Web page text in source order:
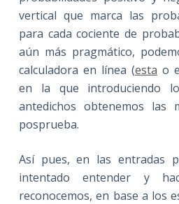
vertical que marca las
para cada cociente de
aún más pragmático,
calculadora en línea (esta o
en la que introduciendo
antedichos obtenemos las
posprueba.
Así pues, en las entradas
intentado entender y
reconocemos, en base a los